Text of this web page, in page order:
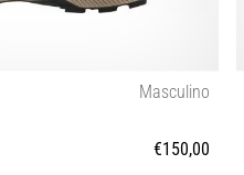
Masculino
€150,00